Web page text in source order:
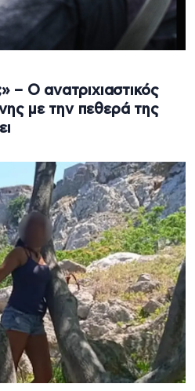
– Ο ανατριχιαστικός
με την πεθερά της